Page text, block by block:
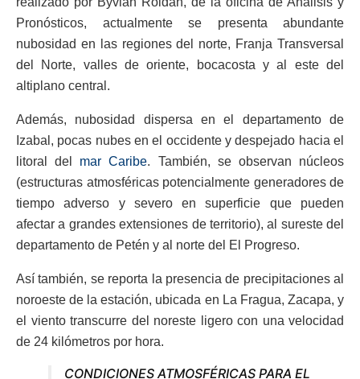
Pronósticos, actualmente se presenta abundante
nubosidad en las regiones del norte, Franja Transversal
del Norte, valles de oriente, bocacosta y al este del
altiplano central.
Además, nubosidad dispersa en el departamento de
Izabal, pocas nubes en el occidente y despejado hacia el
litoral del mar Caribe. También, se observan núcleos
(estructuras atmosféricas potencialmente generadores de
tiempo adverso y severo en superficie que pueden
afectar a grandes extensiones de territorio), al sureste del
departamento de Petén y al norte del El Progreso.
Así también, se reporta la presencia de precipitaciones al
noroeste de la estación, ubicada en La Fragua, Zacapa, y
el viento transcurre del noreste ligero con una velocidad
de 24 kilómetros por hora.
CONDICIONES ATMOSFÉRICAS PARA EL